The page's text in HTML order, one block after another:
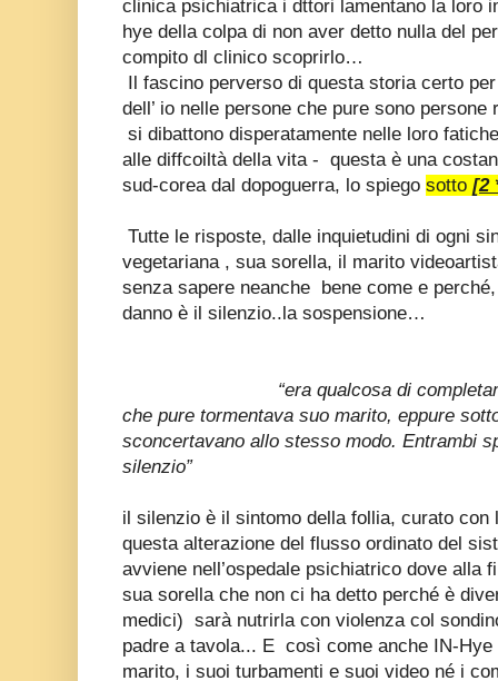
clinica psichiatrica i dttori lamentano la loro
hye della colpa di non aver detto nulla del
compito dl clinico scoprirlo…
Il fascino perverso di questa storia certo
dell’ io nelle persone che pure sono
si dibattono disperatamente nelle loro
alle diffcoiltà della vita - questa è una
sud-corea dal dopoguerra, lo spiego sotto [2
Tutte le risposte, dalle inquietudini di ogni
vegetariana , sua sorella, il marito
senza sapere neanche bene come e
danno è il silenzio..la sospensione…
“era qualcosa di
che pure tormentava suo marito, eppure
sconcertavano allo stesso modo. Entrambi
silenzio”
il silenzio è il sintomo della follia, curato con
questa alterazione del flusso ordinato del
avviene nell’ospedale psichiatrico dove alla
sua sorella che non ci ha detto perché è
medici) sarà nutrirla con violenza col
padre a tavola... E così come anche IN-
marito, i suoi turbamenti e suoi video né i